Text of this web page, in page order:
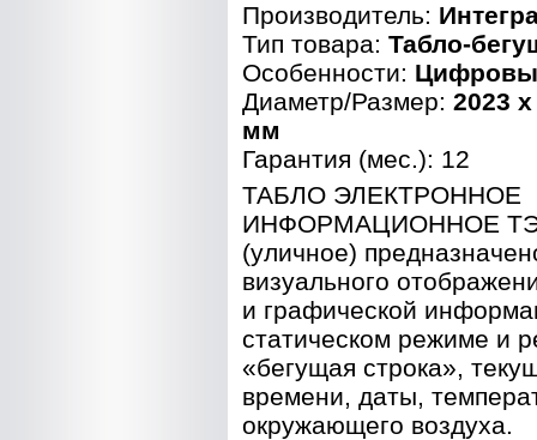
Производитель:
Тип товара: Табло-
Особенности:
Диаметр/Размер: 2023
мм
Гарантия (мес.): 12
ТАБЛО ЭЛЕКТРОННОЕ
ИНФОРМАЦИОННОЕ
(уличное)
визуального
и графической
статическом режиме и
«бегущая строка»,
времени, даты,
окружающего воздуха.